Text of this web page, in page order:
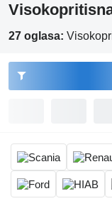
27 oglasa: